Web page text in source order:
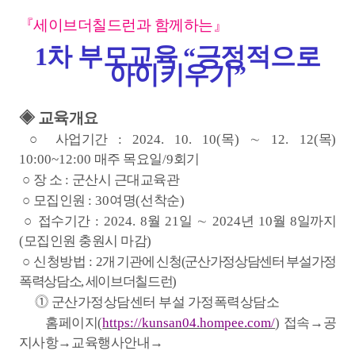
『세이브더칠드런과 함께하는 』
1차 부모교육“긍정적으로
아이키우기”
◈ 교육개요
○ 사업기간 : 2024. 10. 10(목) ∼ 12. 12(목)
10:00~12:00 매주 목요일/9회기
○ 장 소 : 군산시 근대교육관
○ 모집인원 : 30여명(선착순)
○ 접수기간 : 2024. 8월 21일 ∼ 2024년 10월 8일까지
(모집인원 충원시 마감)
○ 신청방법 :2개 기관에 신청(군산가정상담센터 부설가정
폭력상담소,세이브더칠드런)
⓵ 군산가정상담센터 부설 가정폭력상담소
홈페이지(https://kunsan04.hompee.com/) 접속 → 공
지사항→ 교육행사안내 →